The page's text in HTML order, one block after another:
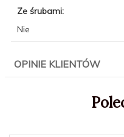
Ze śrubami:
Nie
OPINIE KLIENTÓW